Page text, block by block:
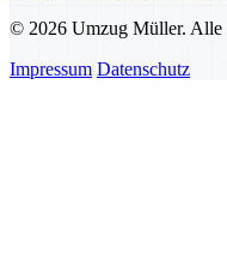
© 2026 Umzug Müller. Alle
Impressum Datenschutz